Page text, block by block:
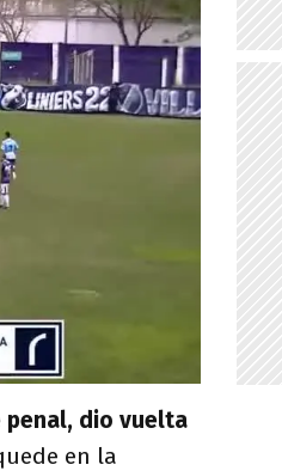
penal, dio vuelta
en la